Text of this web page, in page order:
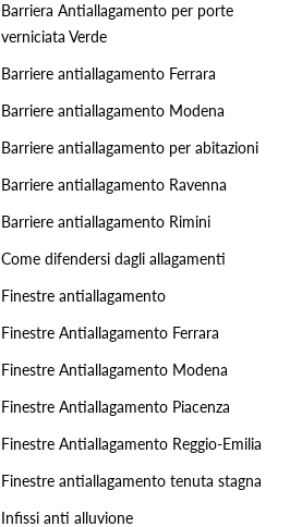
Barriera Antiallagamento per porte
verniciata Verde
Barriere antiallagamento Ferrara
Barriere antiallagamento Modena
Barriere antiallagamento per abitazioni
Barriere antiallagamento Ravenna
Barriere antiallagamento Rimini
Come difendersi dagli allagamenti
Finestre antiallagamento
Finestre Antiallagamento Ferrara
Finestre Antiallagamento Modena
Finestre Antiallagamento Piacenza
Finestre Antiallagamento Reggio-Emilia
Finestre antiallagamento tenuta stagna
Infissi anti alluvione